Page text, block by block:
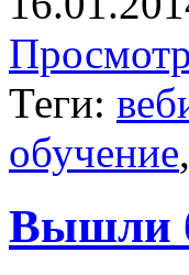
Теги:
обучение,
Вышли